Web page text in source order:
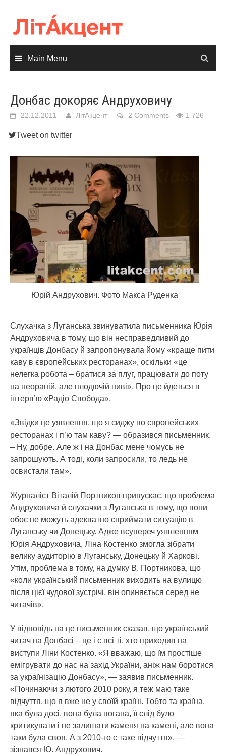
content
Main Menu
Донбас докоряє Андруховичу
22.12.2011 ЛітАкцент 2 Comments 1 726
Tweet on twitter
Юрій Андрухович. Фото Макса Руденка
Слухачка з Луганська звинуватила письменника Юрія
Андруховича в тому, що він несправедливий до
українців Донбасу й запропонувала йому «краще пити
каву в європейських ресторанах», оскільки «це
нелегка робота – братися за плуг, працювати до поту
на неораній, але плодючій ниві». Про це йдеться в
інтерв’ю «Радіо Свобода».
«Звідки це уявлення, що я сиджу по європейських
ресторанах і п’ю там каву? — образився письменник.
– Ну, добре. Але ж і на Донбас мене чомусь не
запрошують. А тоді, коли запросили, то ледь не
освистали там».
Журналіст Віталій Портников припускає, що проблема
Андруховича й слухачки з Луганська в тому, що вони
обоє не можуть адекватно сприймати ситуацію в
Луганську чи Донецьку. Адже всупереч уявленням
Юрія Андруховича, Ліна Костенко змогла зібрати
велику аудиторію в Луганську, Донецьку й Харкові.
Утім, проблема в тому, на думку В. Портникова, що
«коли український письменник виходить на вулицю
після цієї чудової зустрічі, він опиняється серед не
читачів».
У відповідь на це письменник сказав, що український
читач на Донбасі – це і є всі ті, хто приходив на
виступи Ліни Костенко. «Я вважаю, що їм простіше
емігрувати до нас на захід України, аніж нам боротися
за українізацію Донбасу», — заявив письменник.
«Починаючи з лютого 2010 року, я теж маю таке
відчуття, що я вже не у своїй країні. Тобто та країна,
яка була досі, вона була погана, її слід було
критикувати і не залишати каменя на камені, але вона
таки була своя. А з 2010-го є таке відчуття», —
зізнався Ю. Андрухович.